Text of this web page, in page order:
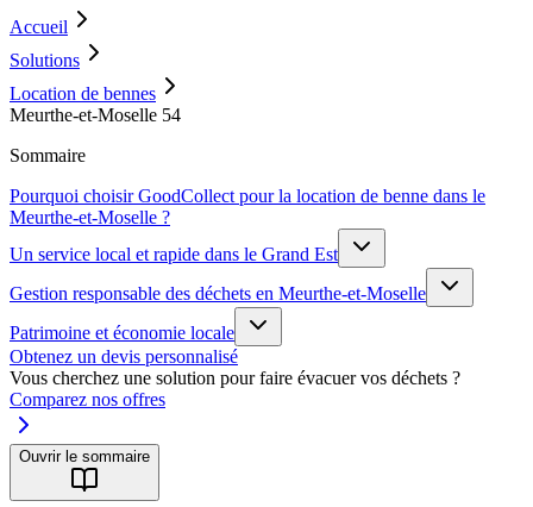
Accueil
Solutions
Location de bennes
Meurthe-et-Moselle 54
Sommaire
Pourquoi choisir GoodCollect pour la location de benne dans le
Meurthe-et-Moselle ?
Un service local et rapide dans le Grand Est
Gestion responsable des déchets en Meurthe-et-Moselle
Patrimoine et économie locale
Obtenez un devis personnalisé
Vous cherchez une solution pour faire évacuer vos déchets ?
Comparez nos offres
Ouvrir le sommaire